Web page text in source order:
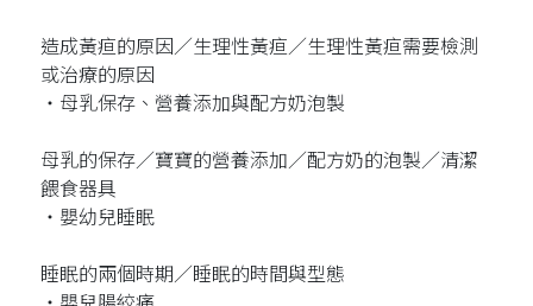
造成黃疸的原因／生理性黃疸／生理性黃疸需要檢測
或治療的原因
‧母乳保存、營養添加與配方奶泡製
母乳的保存／寶寶的營養添加／配方奶的泡製／清潔
餵食器具
‧嬰幼兒睡眠
睡眠的兩個時期／睡眠的時間與型態